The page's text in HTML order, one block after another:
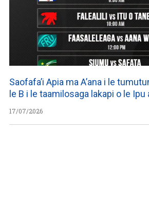
Saofafa’i Apia ma A’ana i le
le B i le taamilosaga lakapi o le Ipu
17/07/2026